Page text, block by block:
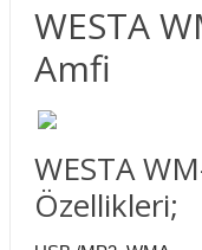
WESTA
Amfi
WESTA
Özellikleri;